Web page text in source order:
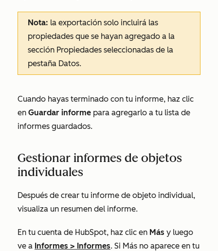
Nota: la exportación solo incluirá las
propiedades que se hayan agregado a la
sección Propiedades seleccionadas de la
pestaña Datos.
Cuando hayas terminado con tu informe, haz clic
en Guardar informe para agregarlo a tu lista de
informes guardados.
Gestionar informes de objetos
individuales
Después de crear tu informe de objeto individual,
visualiza un resumen del informe.
En tu cuenta de HubSpot, haz clic en Más y luego
ve a Informes > Informes. Si Más no aparece en tu